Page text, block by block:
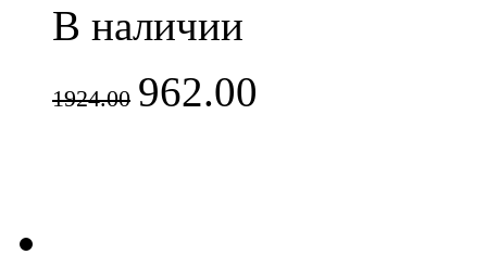
В наличии
1924.00 962.00